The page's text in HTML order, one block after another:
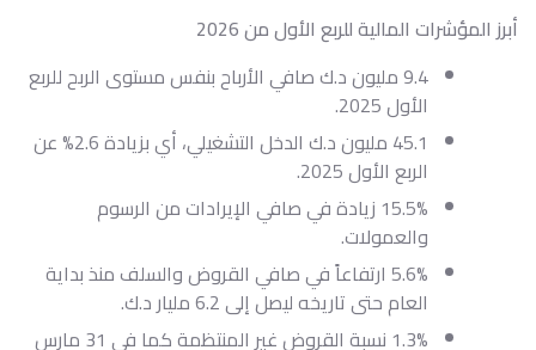
أبرز المؤشرات المالية للربع الأول من 2026
9.4 مليون د.ك صافي الأرباح بنفس مستوى الربح للربع
الأول 2025.
45.1 مليون د.ك الدخل التشغيلي، أي بزيادة 2.6% عن
الربع الأول 2025.
15.5% زيادة في صافي الإيرادات من الرسوم
والعمولات.
5.6% ارتفاعاً في صافي القروض والسلف منذ بداية
العام حتى تاريخه ليصل إلى 6.2 مليار د.ك.
1.3% نسبة القروض غير المنتظمة كما في 31 مارس